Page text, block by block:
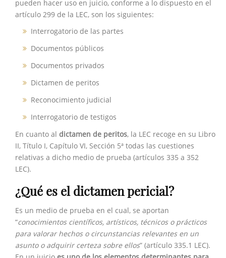
pueden hacer uso en juicio, conforme a lo dispuesto en el
artículo 299 de la LEC, son los siguientes:
Interrogatorio de las partes
Documentos públicos
Documentos privados
Dictamen de peritos
Reconocimiento judicial
Interrogatorio de testigos
En cuanto al dictamen de peritos, la LEC recoge en su Libro
II, Título I, Capítulo VI, Sección 5ª todas las cuestiones
relativas a dicho medio de prueba (artículos 335 a 352
LEC).
¿Qué es el dictamen pericial?
Es un medio de prueba en el cual, se aportan
“conocimientos científicos, artísticos, técnicos o prácticos
para valorar hechos o circunstancias relevantes en un
asunto o adquirir certeza sobre ellos” (artículo 335.1 LEC).